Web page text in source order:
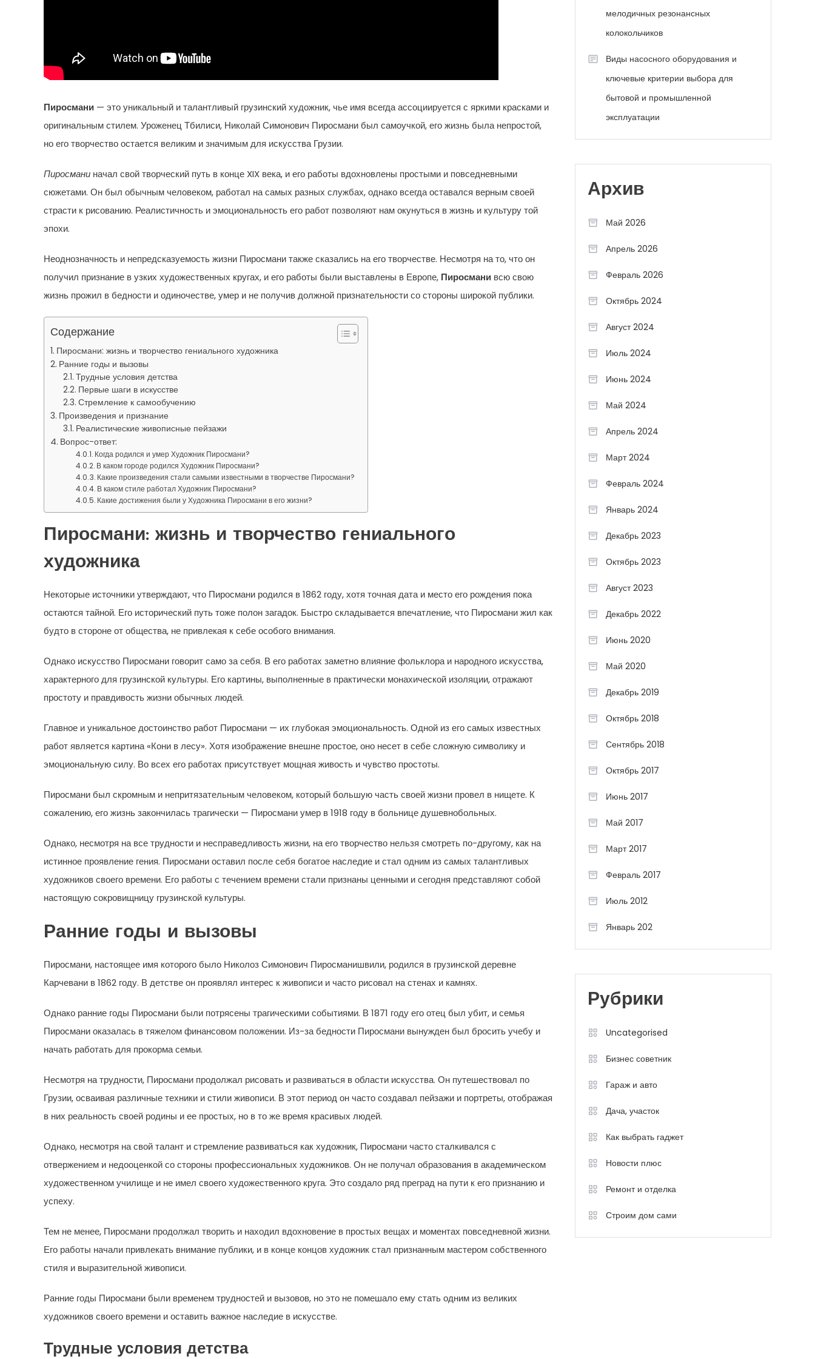
Пиросмани — это уникальный и талантливый грузинский художник, чье имя всегда ассоциируется с яркими красками и
оригинальным стилем. Уроженец Тбилиси, Николай Симонович Пиросмани был самоучкой, его жизнь была непростой,
но его творчество остается великим и значимым для искусства Грузии.
Пиросмани начал свой творческий путь в конце XIX века, и его работы вдохновлены простыми и повседневными
сюжетами. Он был обычным человеком, работал на самых разных службах, однако всегда оставался верным своей
страсти к рисованию. Реалистичность и эмоциональность его работ позволяют нам окунуться в жизнь и культуру той
эпохи.
Неоднозначность и непредсказуемость жизни Пиросмани также сказались на его творчестве. Несмотря на то, что он
получил признание в узких художественных кругах, и его работы были выставлены в Европе, Пиросмани всю свою
жизнь прожил в бедности и одиночестве, умер и не получив должной признательности со стороны широкой публики.
Содержание
Пиросмани: жизнь и творчество гениального художника
Ранние годы и вызовы
Трудные условия детства
Первые шаги в искусстве
Стремление к самообучению
Произведения и признание
Реалистические живописные пейзажи
Вопрос-ответ:
Когда родился и умер Художник Пиросмани?
В каком городе родился Художник Пиросмани?
Какие произведения стали самыми известными в творчестве Пиросмани?
В каком стиле работал Художник Пиросмани?
Какие достижения были у Художника Пиросмани в его жизни?
Пиросмани: жизнь и творчество гениального
художника
Некоторые источники утверждают, что Пиросмани родился в 1862 году, хотя точная дата и место его рождения пока
остаются тайной. Его исторический путь тоже полон загадок. Быстро складывается впечатление, что Пиросмани жил как
будто в стороне от общества, не привлекая к себе особого внимания.
Однако искусство Пиросмани говорит само за себя. В его работах заметно влияние фольклора и народного искусства,
характерного для грузинской культуры. Его картины, выполненные в практически монахической изоляции, отражают
простоту и правдивость жизни обычных людей.
Главное и уникальное достоинство работ Пиросмани — их глубокая эмоциональность. Одной из его самых известных
работ является картина «Кони в лесу». Хотя изображение внешне простое, оно несет в себе сложную символику и
эмоциональную силу. Во всех его работах присутствует мощная живость и чувство простоты.
Пиросмани был скромным и непритязательным человеком, который большую часть своей жизни провел в нищете. К
сожалению, его жизнь закончилась трагически — Пиросмани умер в 1918 году в больнице душевнобольных.
Однако, несмотря на все трудности и несправедливость жизни, на его творчество нельзя смотреть по-другому, как на
истинное проявление гения. Пиросмани оставил после себя богатое наследие и стал одним из самых талантливых
художников своего времени. Его работы с течением времени стали признаны ценными и сегодня представляют собой
настоящую сокровищницу грузинской культуры.
Ранние годы и вызовы
Пиросмани, настоящее имя которого было Николоз Симонович Пиросманишвили, родился в грузинской деревне
Карчевани в 1862 году. В детстве он проявлял интерес к живописи и часто рисовал на стенах и камнях.
Однако ранние годы Пиросмани были потрясены трагическими событиями. В 1871 году его отец был убит, и семья
Пиросмани оказалась в тяжелом финансовом положении. Из-за бедности Пиросмани вынужден был бросить учебу и
начать работать для прокорма семьи.
Несмотря на трудности, Пиросмани продолжал рисовать и развиваться в области искусства. Он путешествовал по
Грузии, осваивая различные техники и стили живописи. В этот период он часто создавал пейзажи и портреты, отображая
в них реальность своей родины и ее простых, но в то же время красивых людей.
Однако, несмотря на свой талант и стремление развиваться как художник, Пиросмани часто сталкивался с
отвержением и недооценкой со стороны профессиональных художников. Он не получал образования в академическом
художественном училище и не имел своего художественного круга. Это создало ряд преград на пути к его признанию и
успеху.
Тем не менее, Пиросмани продолжал творить и находил вдохновение в простых вещах и моментах повседневной жизни.
Его работы начали привлекать внимание публики, и в конце концов художник стал признанным мастером собственного
стиля и выразительной живописи.
Ранние годы Пиросмани были временем трудностей и вызовов, но это не помешало ему стать одним из великих
художников своего времени и оставить важное наследие в искусстве.
Трудные условия детства
мелодичных резонансных
колокольчиков
Виды насосного оборудования и
ключевые критерии выбора для
бытовой и промышленной
эксплуатации
Архив
Май 2026
Апрель 2026
Февраль 2026
Октябрь 2024
Август 2024
Июль 2024
Июнь 2024
Май 2024
Апрель 2024
Март 2024
Февраль 2024
Январь 2024
Декабрь 2023
Октябрь 2023
Август 2023
Декабрь 2022
Июнь 2020
Май 2020
Декабрь 2019
Октябрь 2018
Сентябрь 2018
Октябрь 2017
Июнь 2017
Май 2017
Март 2017
Февраль 2017
Июль 2012
Январь 202
Рубрики
Uncategorised
Бизнес советник
Гараж и авто
Дача, участок
Как выбрать гаджет
Новости плюс
Ремонт и отделка
Строим дом сами